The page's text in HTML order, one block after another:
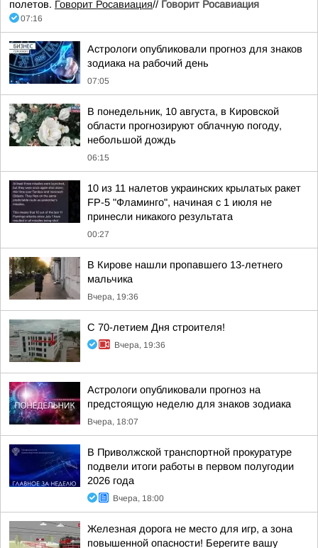
полетов. Говорит Росавиация// Говорит Росавиация
07:16
Астрологи опубликовали прогноз для знаков
зодиака на рабочий день
07:05
В понедельник, 10 августа, в Кировской
области прогнозируют облачную погоду,
небольшой дождь
06:15
10 из 11 налетов украинских крылатых ракет
FP-5 "Фламинго", начиная с 1 июля не
принесли никакого результата
00:27
В Кирове нашли пропавшего 13-летнего
мальчика
Вчера, 19:36
С 70-летием Дня строителя!
Вчера, 19:36
Астрологи опубликовали прогноз на
предстоящую неделю для знаков зодиака
Вчера, 18:07
В Приволжской транспортной прокуратуре
подвели итоги работы в первом полугодии
2026 года
Вчера, 18:00
Железная дорога не место для игр, а зона
повышенной опасности! Берегите вашу